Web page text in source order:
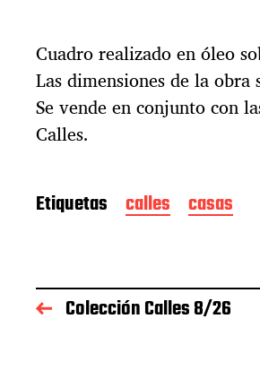
Cuadro realizado en óleo
Las dimensiones de la
Se vende en conjunto con
Calles.
Etiquetas calles casas
Colección Calles 8/26